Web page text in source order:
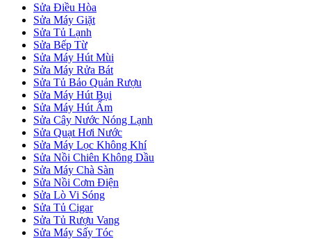
Sửa Điều Hòa
Sửa Máy Giặt
Sửa Tủ Lạnh
Sửa Bếp Từ
Sửa Máy Hút Mùi
Sửa Máy Rửa Bát
Sửa Tủ Bảo Quản Rượu
Sửa Máy Hút Bụi
Sửa Máy Hút Ẩm
Sửa Cây Nước Nóng Lạnh
Sửa Quạt Hơi Nước
Sửa Máy Lọc Không Khí
Sửa Nồi Chiên Không Dầu
Sửa Máy Chà Sàn
Sửa Nồi Cơm Điện
Sửa Lò Vi Sóng
Sửa Tủ Cigar
Sửa Tủ Rượu Vang
Sửa Máy Sấy Tóc